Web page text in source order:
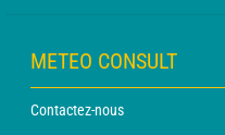
METEO CONSULT
Contactez-nous